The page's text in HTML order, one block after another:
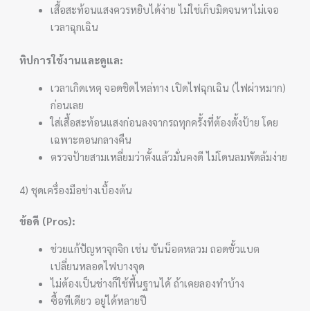
เสื้อสะท้อนแสงควรหยิบได้ง่าย ไม่ใช่เก็บมิดจนหาไม่เจอ
เวลาฉุกเฉิน
ทิปการใช้งานและดูแล:
เวลาเกิดเหตุ จอดชิดไหล่ทาง เปิดไฟฉุกเฉิน (ไฟผ่าหมาก)
ก่อนเลย
ใส่เสื้อสะท้อนแสงก่อนลงจากรถทุกครั้งที่ต้องตั้งป้าย โดย
เฉพาะตอนกลางคืน
ตรวจป้ายสามเหลี่ยมว่าตั้งแล้วมั่นคงดี ไม่โดนลมพัดล้มง่าย
4) ชุดเครื่องมือช่างเบื้องต้น
ข้อดี (Pros):
ช่วยแก้ปัญหาจุกจิก เช่น ขันน็อตหลวม ถอดขั้วแบต
เปลี่ยนหลอดไฟบางจุด
ไม่ต้องเป็นช่างก็ใช้พื้นฐานได้ ถ้าเคยลองทำบ้าง
ซื้อทีเดียว อยู่ได้หลายปี